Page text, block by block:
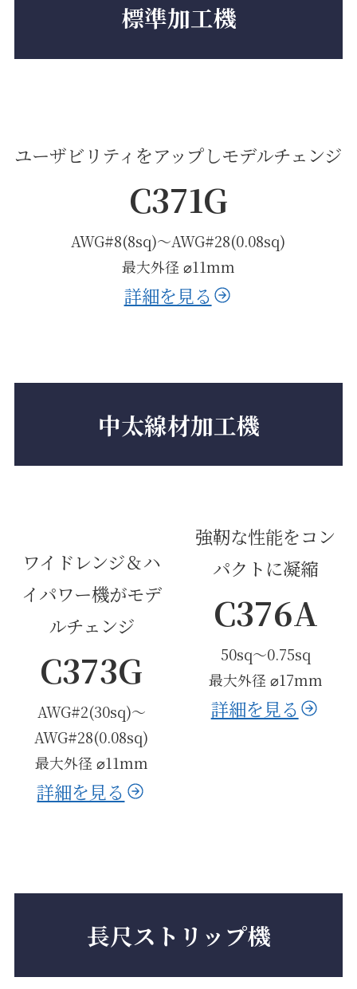
標準加工機
ユーザビリティをアップしモデルチェンジ
C371G
AWG#8(8sq)〜AWG#28(0.08sq)
最大外径 ⌀11mm
詳細を見る
中太線材加工機
ワイドレンジ＆ハ
イパワー機がモデ
ルチェンジ
C373G
AWG#2(30sq)〜
AWG#28(0.08sq)
最大外径 ⌀11mm
詳細を見る
強靭な性能をコン
パクトに凝縮
C376A
50sq〜0.75sq
最大外径 ⌀17mm
詳細を見る
長尺ストリップ機